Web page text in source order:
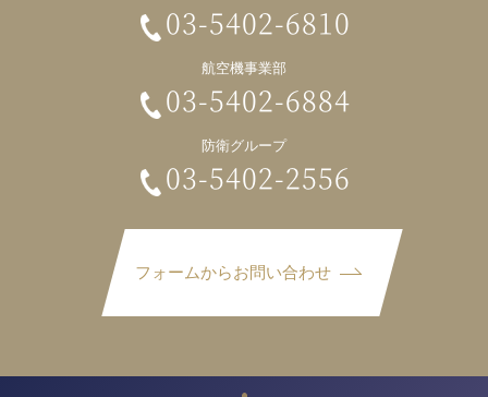
フォームからお問い合わせ
03-5402-6810
航空機事業部
03-5402-6884
防衛グループ
03-5402-2556